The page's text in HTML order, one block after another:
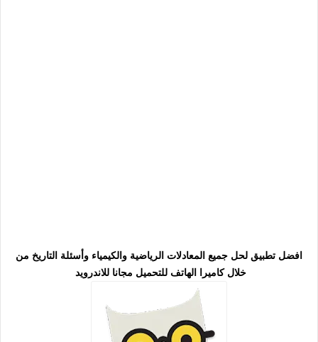
افضل تطبيق لحل جميع المعادلات الرياضية والكيمياء وأسئلة التاريخ من
خلال كاميرا الهاتف للتحميل مجانا للاندرويد